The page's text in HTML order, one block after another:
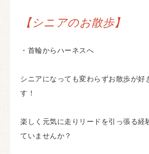
【シニアのお散歩】
・首輪からハーネスへ
シニアになっても変わらずお散歩が好
す！
楽しく元気に走りリードを引っ張る経
ていませんか？